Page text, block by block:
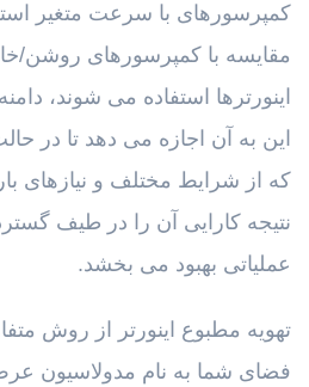
کمپرسورهای با سرعت متغیر
مقایسه با کمپرسورهای روشن/
اینورترها استفاده می شوند،
این به آن اجازه می دهد تا در
که از شرایط مختلف و نیازهای
نتیجه کارایی آن را در طیف
عملیاتی بهبود می بخشد.
تهویه مطبوع اینورتر از روش
فضای شما به نام مدولاسیون